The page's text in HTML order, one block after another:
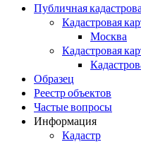
Публичная
Кадастровая
Москва
Кадастровая
Образец
Реестр объектов
Частые вопросы
Информация
Кадастр